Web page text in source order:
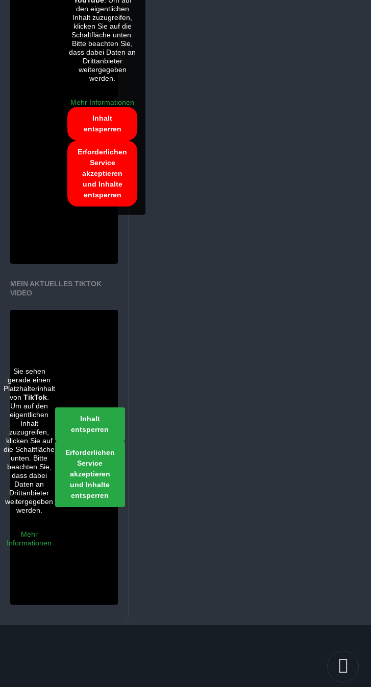
den eigentlichen
Inhalt zuzugreifen,
klicken Sie auf die
Schaltfläche unten.
Bitte beachten Sie,
dass dabei Daten an
Drittanbieter
weitergegeben
werden.
Mehr Informationen
Inhalt
entsperren
Erforderlichen
Service
akzeptieren
und Inhalte
entsperren
MEIN AKTUELLES TIKTOK
VIDEO
Sie sehen
gerade einen
Platzhalterinhalt
von TikTok.
Um auf den
eigentlichen
Inhalt
zuzugreifen,
klicken Sie auf
die Schaltfläche
unten. Bitte
beachten Sie,
dass dabei
Daten an
Drittanbieter
weitergegeben
werden.
Mehr
Informationen
Inhalt
entsperren
Erforderlichen
Service
akzeptieren
und Inhalte
entsperren